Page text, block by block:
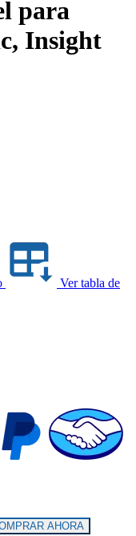
para
Insight
Ver tabla de
AHORA